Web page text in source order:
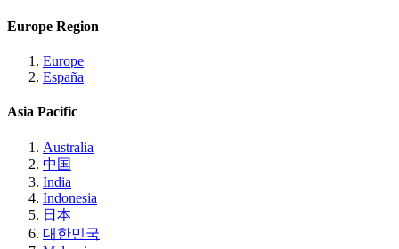
Europe Region
Europe
España
Asia Pacific
Australia
中国
India
Indonesia
日本
대한민국